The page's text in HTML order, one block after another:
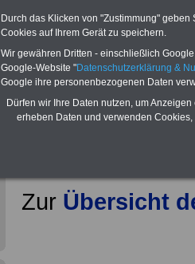
Zur Übersicht
Durch das Klicken von "Zustimmung"
Cookies auf Ihrem Gerät zu speichern.
Wir gewähren Dritten - einschließlich
Google-Website "Datenschutzerklärung &
Google ihre personenbezogenen Daten
Dürfen wir Ihre Daten nutzen, um
erheben Daten und verwenden